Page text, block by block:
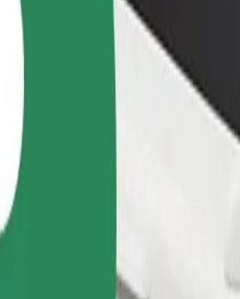
მდე
გზას ეძებ? აღმოაჩინე ჩვენი
გადმოწერე
ავტომობილებით.